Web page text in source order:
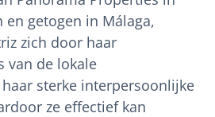
en getogen in Málaga,
zich door haar
van de lokale
sterke interpersoonlijke
ze effectief kan